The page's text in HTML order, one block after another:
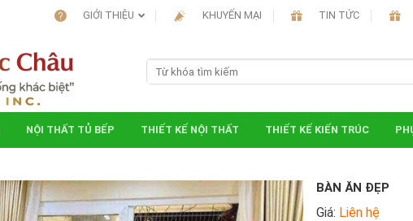
GIỚI THIỆU KHUYẾN MẠI TIN TỨC
NỘI THẤT TỦ BẾP THIẾT KẾ NỘI THẤT THIẾT KẾ KIẾN TRÚC
BÀN ĂN ĐẸP
Giá: Liên hệ